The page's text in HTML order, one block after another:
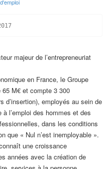
majeur de l’entrepreneuriat
en France, le Groupe
65 M€ et compte 3 300
d’insertion), employés au sein de
l’emploi des hommes et des
dans les conditions
que « Nul n’est inemployable ».
une croissance
années avec la création de